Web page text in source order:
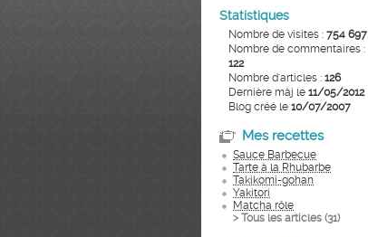
Statistiques
Nombre de visites : 754 697
Nombre de commentaires :
122
Nombre d'articles : 126
Dernière màj le 11/05/2012
Blog créé le 10/07/2007
Mes recettes
Sauce Barbecue
Tarte à la Rhubarbe
Takikomi-gohan
Yakitori
Matcha rôle
> Tous les articles (31)